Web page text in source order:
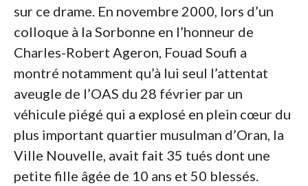
sur ce drame. En novembre 2000, lors d’un
colloque à la Sorbonne en l’honneur de
Charles-Robert Ageron, Fouad Soufi a
montré notamment qu’à lui seul l’attentat
aveugle de l’OAS du 28 février par un
véhicule piégé qui a explosé en plein cœur du
plus important quartier musulman d’Oran, la
Ville Nouvelle, avait fait 35 tués dont une
petite fille âgée de 10 ans et 50 blessés.